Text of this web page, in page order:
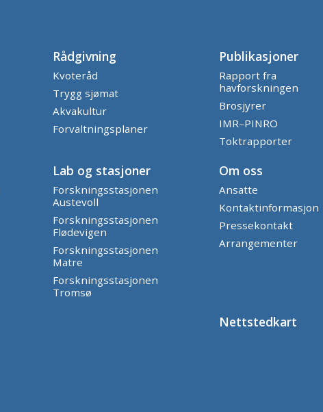
Rådgivning
Kvoteråd
Trygg sjømat
Akvakultur
Forvaltningsplaner
Publikasjoner
Rapport fra
havforskningen
Brosjyrer
IMR–PINRO
Toktrapporter
Lab og stasjoner
Forskningsstasjonen
Austevoll
Forskningsstasjonen
Flødevigen
Forskningsstasjonen
Matre
Forskningsstasjonen
Tromsø
Om oss
Ansatte
Kontaktinformasjon
Pressekontakt
Arrangementer
Nettstedkart